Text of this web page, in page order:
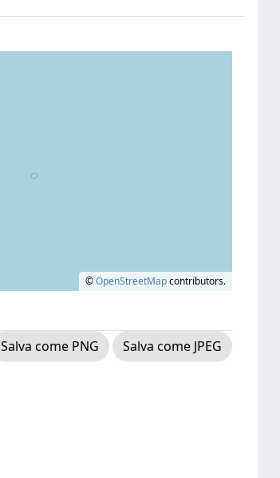
©OpenStreetMapcontributors.
Salva come PNG
Salva come JPEG